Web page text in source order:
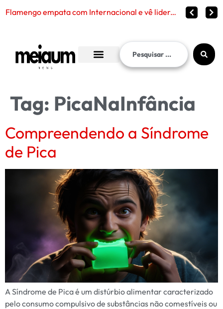
Flamengo empata com Internacional e vê liderança continuar distante no Brasileirão 2026
Tag: PicaNaInfância
Compreendendo a Síndrome
de Pica
A Síndrome de Pica é um distúrbio alimentar caracterizado
pelo consumo compulsivo de substâncias não comestíveis ou